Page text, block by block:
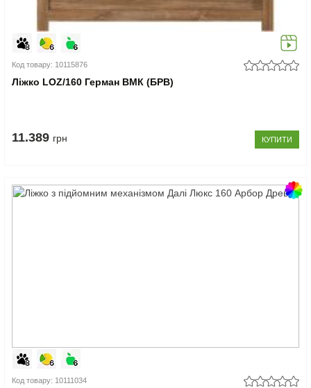
Код товару: 10115876
Ліжко LOZ/160 Герман ВМК (БРВ)
11.389 грн КУПИТИ
Код товару: 10111034